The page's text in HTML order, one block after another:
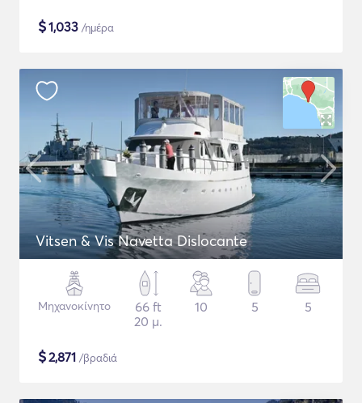
$1,033 /ημέρα
Vitsen & Vis Navetta Dislocante
Μηχανοκίνητο
66 ft
20 μ.
10 5 5
$2,871 /βραδιά